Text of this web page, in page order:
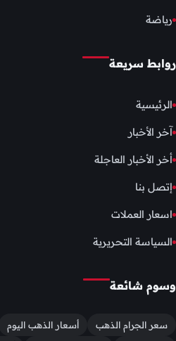
رياضة
روابط سريعة
الرئيسية
آخر الأخبار
أخر الأخبار العاجلة
إتصل بنا
اسعار العملات
السياسة التحريرية
وسوم شائعة
سعر الجرام الذهب أسعار الذهب اليوم